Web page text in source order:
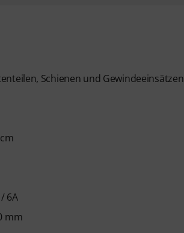
Schienen und Gewindeeinsätzen
6A
mm